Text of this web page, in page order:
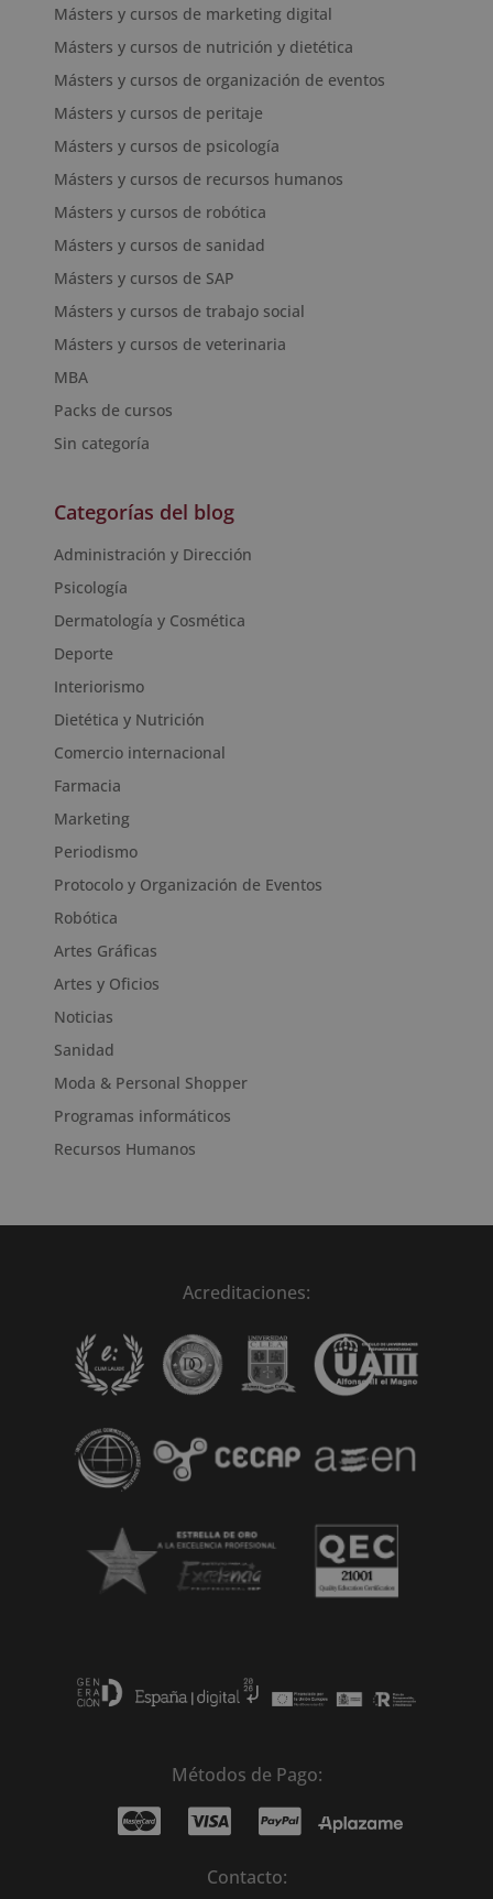
Másters y cursos de marketing digital
Másters y cursos de nutrición y dietética
Másters y cursos de organización de eventos
Másters y cursos de peritaje
Másters y cursos de psicología
Másters y cursos de recursos humanos
Másters y cursos de robótica
Másters y cursos de sanidad
Másters y cursos de SAP
Másters y cursos de trabajo social
Másters y cursos de veterinaria
MBA
Packs de cursos
Sin categoría
Categorías del blog
Administración y Dirección
Psicología
Dermatología y Cosmética
Deporte
Interiorismo
Dietética y Nutrición
Comercio internacional
Farmacia
Marketing
Periodismo
Protocolo y Organización de Eventos
Robótica
Artes Gráficas
Artes y Oficios
Noticias
Sanidad
Moda & Personal Shopper
Programas informáticos
Recursos Humanos
Acreditaciones:
Métodos de Pago:
Contacto: